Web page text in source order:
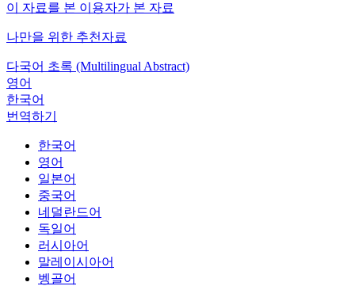
이 자료를 본 이용자가 본 자료
나만을 위한 추천자료
다국어 초록 (Multilingual Abstract)
영어
한국어
번역하기
한국어
영어
일본어
중국어
네덜란드어
독일어
러시아어
말레이시아어
벵골어